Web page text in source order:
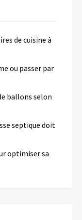
de cuisine à
ou passer par
ballons selon
septique doit
optimiser sa